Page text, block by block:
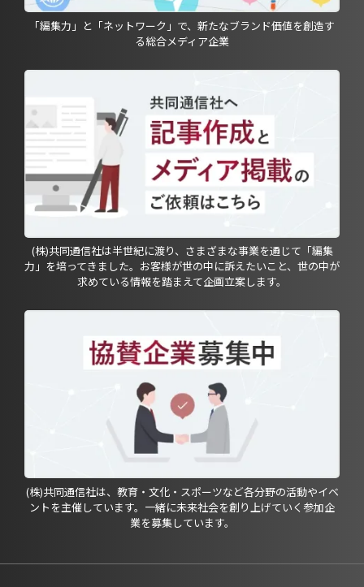
「編集力」と「ネットワーク」で、新たなブランド価値を創造す
る総合メディア企業
(株)共同通信社は半世紀に渡り、さまざまな事業を通じて「編集
力」を培ってきました。お客様が世の中に訴えたいこと、世の中が
求めている情報を踏まえて企画立案します。
(株)共同通信社は、教育・文化・スポーツなど各分野の活動やイベ
ントを主催しています。一緒に未来社会を創り上げていく参加企
業を募集しています。